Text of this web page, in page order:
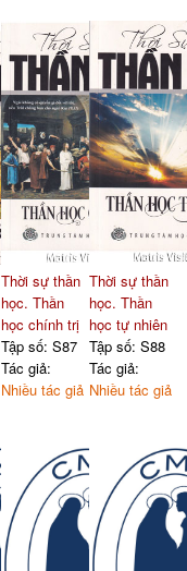
Thời sự thần
học. Thần
học chính trị
Tập số: S87
Tác giả:
Nhiều tác giả
Thời sự thần
học. Thần
học tự nhiên
Tập số: S88
Tác giả:
Nhiều tác giả